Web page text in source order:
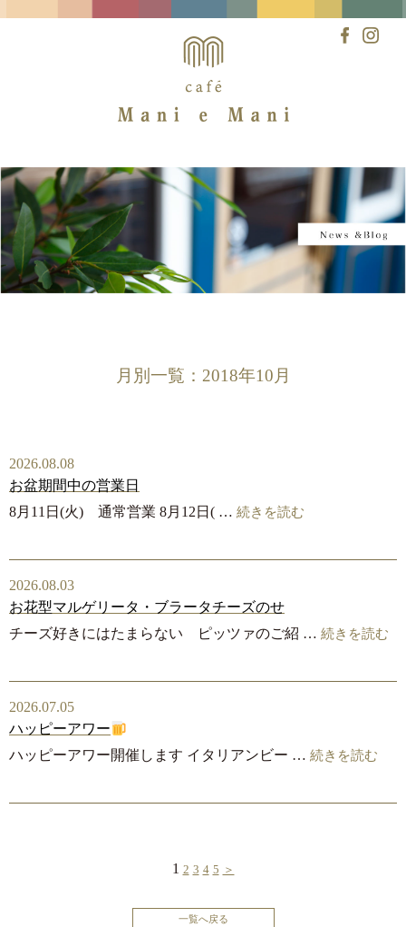
月別一覧：2018年10月
2026.08.08
お盆期間中の営業日
8月11日(火) 通常営業 8月12日( … 続きを読む
2026.08.03
お花型マルゲリータ・ブラータチーズのせ
チーズ好きにはたまらない ピッツァのご紹 … 続きを読む
2026.07.05
ハッピーアワー
ハッピーアワー開催します イタリアンビー … 続きを読む
1 2 3 4 5 ＞
一覧へ戻る